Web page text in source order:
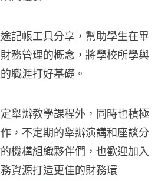
記帳工具分享，幫助學生在畢
務管理的概念，將學校所學與
職涯打好基礎。
舉辦教學課程外，同時也積極
，不定期的舉辦演講和座談分
機構組織夥伴們，也歡迎加入
資源打造更佳的財務環